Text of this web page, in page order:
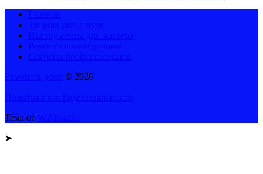
© 2026
Тема от
➤